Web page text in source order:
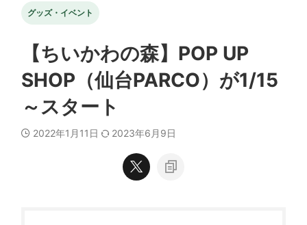
グッズ・イベント
【ちいかわの森】POP UP
SHOP（仙台PARCO）が1/15
～スタート
2022年1月11日 2023年6月9日